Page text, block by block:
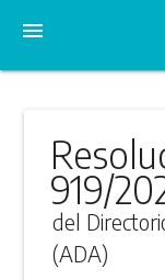
menu
919/
del
(ADA)